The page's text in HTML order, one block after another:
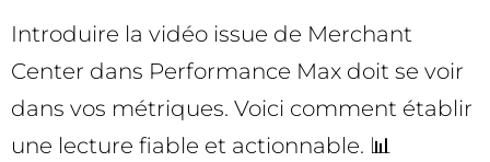
Introduire la vidéo issue de Merchant
Center dans Performance Max doit se voir
dans vos métriques. Voici comment établir
une lecture fiable et actionnable. 📊